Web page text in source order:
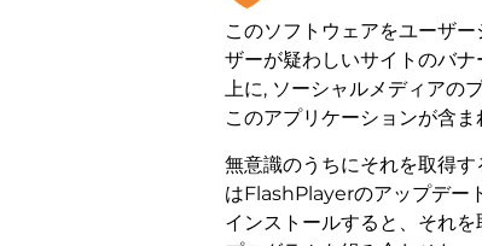
このソフトウェアをユーザ
ザーが疑わしいサイトのバ
上に, ソーシャルメディアの
このアプリケーションが含
無意識のうちにそれを取得
はFlashPlayerのアップデー
インストールすると、それ